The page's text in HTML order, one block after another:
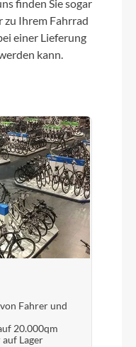
8, 12-32T
finden Sie sogar
zu Ihrem Fahrrad
einer Lieferung
kann.
Fahrer und
20.000qm
auf Lager